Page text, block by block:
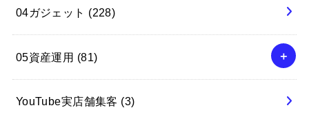
04ガジェット (228)
05資産運用 (81)
YouTube実店舗集客 (3)